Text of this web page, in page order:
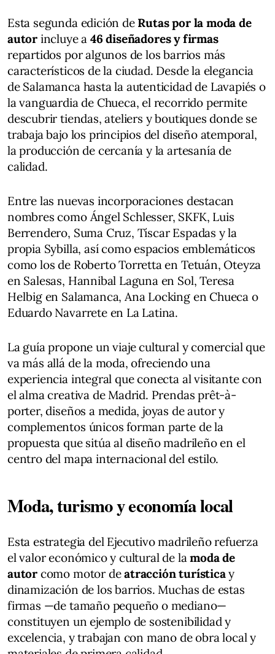
Esta segunda edición de Rutas por la moda de
autor incluye a 46 diseñadores y firmas
repartidos por algunos de los barrios más
característicos de la ciudad. Desde la elegancia
de Salamanca hasta la autenticidad de Lavapiés o
la vanguardia de Chueca, el recorrido permite
descubrir tiendas, ateliers y boutiques donde se
trabaja bajo los principios del diseño atemporal,
la producción de cercanía y la artesanía de
calidad.
Entre las nuevas incorporaciones destacan
nombres como Ángel Schlesser, SKFK, Luis
Berrendero, Suma Cruz, Tíscar Espadas y la
propia Sybilla, así como espacios emblemáticos
como los de Roberto Torretta en Tetuán, Oteyza
en Salesas, Hannibal Laguna en Sol, Teresa
Helbig en Salamanca, Ana Locking en Chueca o
Eduardo Navarrete en La Latina.
La guía propone un viaje cultural y comercial que
va más allá de la moda, ofreciendo una
experiencia integral que conecta al visitante con
el alma creativa de Madrid. Prendas prêt-à-
porter, diseños a medida, joyas de autor y
complementos únicos forman parte de la
propuesta que sitúa al diseño madrileño en el
centro del mapa internacional del estilo.
Moda, turismo y economía local
Esta estrategia del Ejecutivo madrileño refuerza
el valor económico y cultural de lamoda de
autor como motor deatracción turísticay
dinamización de los barrios. Muchas de estas
firmas —de tamaño pequeño o mediano—
constituyen un ejemplo de sostenibilidad y
excelencia, y trabajan con mano de obra local y